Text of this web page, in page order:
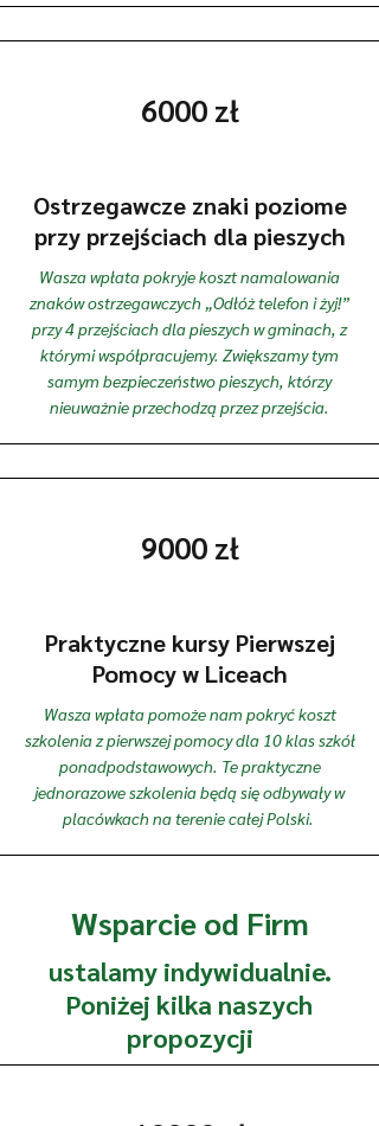
6000 zł
Ostrzegawcze znaki poziome
przy przejściach dla pieszych
Wasza wpłata pokryje koszt namalowania
znaków ostrzegawczych „Odłóż telefon i żyj!”
przy 4 przejściach dla pieszych w gminach, z
którymi współpracujemy. Zwiększamy tym
samym bezpieczeństwo pieszych, którzy
nieuważnie przechodzą przez przejścia.
9000 zł
Praktyczne kursy Pierwszej
Pomocy w Liceach
Wasza wpłata pomoże nam pokryć koszt
szkolenia z pierwszej pomocy dla 10 klas szkół
ponadpodstawowych. Te praktyczne
jednorazowe szkolenia będą się odbywały w
placówkach na terenie całej Polski.
Wsparcie od Firm
ustalamy indywidualnie.
Poniżej kilka naszych
propozycji